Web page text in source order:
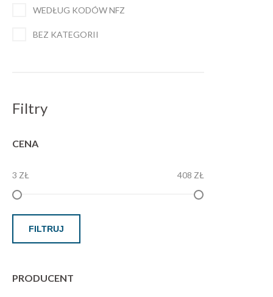
WEDŁUG KODÓW NFZ
BEZ KATEGORII
Filtry
CENA
3 ZŁ 408 ZŁ
FILTRUJ
PRODUCENT